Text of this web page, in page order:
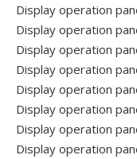
Display operation
Display operation
Display operation
Display operation
Display operation
Display operation
Display operation
Display operation